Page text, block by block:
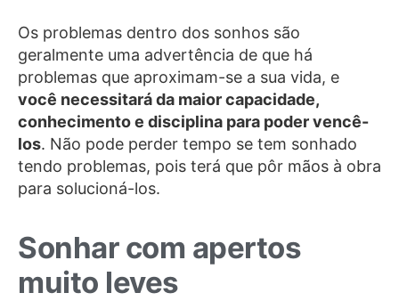
Os problemas dentro dos sonhos são
geralmente uma advertência de que há
problemas que aproximam-se a sua vida, e
você necessitará da maior capacidade,
conhecimento e disciplina para poder vencê-
los. Não pode perder tempo se tem sonhado
tendo problemas, pois terá que pôr mãos à obra
para solucioná-los.
Sonhar com apertos
muito leves